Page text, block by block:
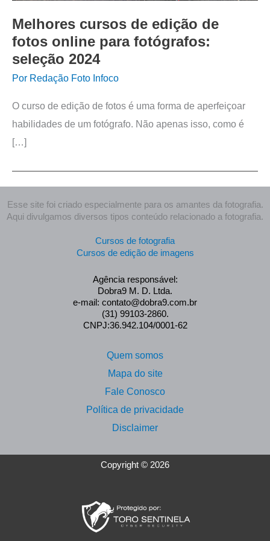
Melhores cursos de edição de
fotos online para fotógrafos:
seleção 2024
Por Redação Foto Infoco
O curso de edição de fotos é uma forma de aperfeiçoar
habilidades de um fotógrafo. Não apenas isso, como é
[…]
Esse site foi criado especialmente para os amantes da fotografia.
Aqui divulgamos diversos tipos conteúdo relacionado a fotografia.
Cursos de fotografia
Cursos de edição de imagens
Agência responsável:
Dobra9 M. D. Ltda.
e-mail: contato@dobra9.com.br
(31) 99103-2860.
CNPJ:36.942.104/0001-62
Quem somos
Mapa do site
Fale Conosco
Política de privacidade
Disclaimer
Copyright © 2026